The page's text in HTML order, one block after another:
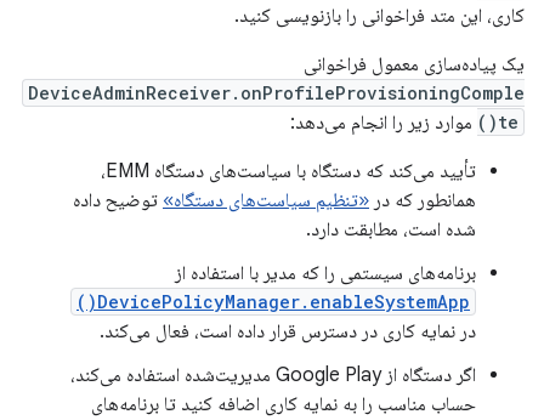
کاری، این متد فراخوانی را بازنویسی کنید.
یک پیاده‌سازی معمول فراخوانی
DeviceAdminReceiver.onProfileProvisioningComple
te()
موارد زیر را انجام می‌دهد:
تأیید می‌کند که دستگاه با سیاست‌های دستگاه EMM،
همانطور که در «تنظیم سیاست‌های دستگاه» توضیح داده
شده است، مطابقت دارد.
برنامه‌های سیستمی را که مدیر با استفاده از
DevicePolicyManager.enableSystemApp()
در نمایه کاری در دسترس قرار داده است، فعال می‌کند.
اگر دستگاه از Google Play مدیریت‌شده استفاده می‌کند،
حساب مناسب را به نمایه کاری اضافه کنید تا برنامه‌های